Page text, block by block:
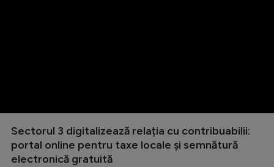
Sectorul 3 digitalizează relația cu contribuabilii:
portal online pentru taxe locale și semnătură
electronică gratuită